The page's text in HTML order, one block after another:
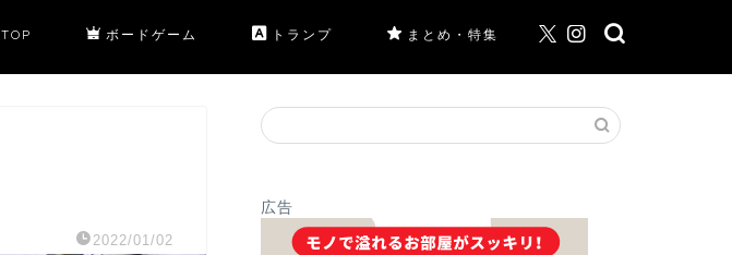
TOP ボードゲーム トランプ まとめ・特集
2022/01/02
広告